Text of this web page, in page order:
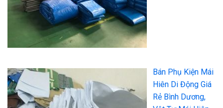
Bán Phụ Kiện Mái
Hiên Di Động Giá
Rẻ Bình Dương,